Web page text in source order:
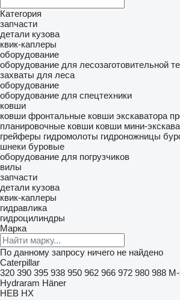
service.
Riverland Parts
en veel technische kennis. Vanuit Haaften,
wij dagelijks onderdelen aan klanten in
Wat u ook zoekt wij denken mee en zorgen
krijgt, precies wanneer u ze nodig heeft.
Категория
запчасти
детали кузова
квик-каплеры
оборудование
оборудование для лесозаготовительной
захваты для леса
оборудование
оборудование для спецтехники
ковши
ковши фронтальные ковши экскаватора
планировочные ковши ковши мини-
грейферы гидромолоты гидроножницы
шнеки буровые
оборудование для погрузчиков
вилы
запчасти
детали кузова
квик-каплеры
гидравлика
гидроцилиндры
Марка
По данному запросу ничего не найдено
Caterpillar
320 390 395 938 950 962 966 972 980 988
Hydraram Häner
HEB HX